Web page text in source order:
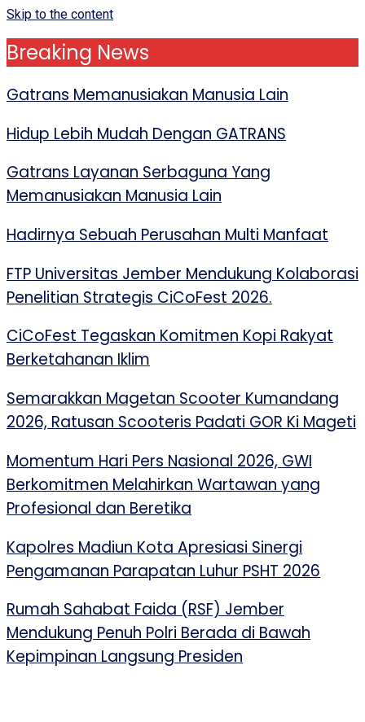
Skip to the content
Breaking News
Gatrans Memanusiakan Manusia Lain
Hidup Lebih Mudah Dengan GATRANS
Gatrans Layanan Serbaguna Yang
Memanusiakan Manusia Lain
Hadirnya Sebuah Perusahan Multi Manfaat
FTP Universitas Jember Mendukung Kolaborasi
Penelitian Strategis CiCoFest 2026.
CiCoFest Tegaskan Komitmen Kopi Rakyat
Berketahanan Iklim
Semarakkan Magetan Scooter Kumandang
2026, Ratusan Scooteris Padati GOR Ki Mageti
Momentum Hari Pers Nasional 2026, GWI
Berkomitmen Melahirkan Wartawan yang
Profesional dan Beretika
Kapolres Madiun Kota Apresiasi Sinergi
Pengamanan Parapatan Luhur PSHT 2026
Rumah Sahabat Faida (RSF) Jember
Mendukung Penuh Polri Berada di Bawah
Kepimpinan Langsung Presiden